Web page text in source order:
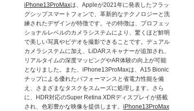
iPhone13ProMaxは、Appleが2021年に発表したフラッ
グシップスマートフォンで、革新的なテクノロジーと洗
練されたデザインが特徴です。その特徴は、プロフェッ
ショナルレベルのカメラシステムにより、驚くほど鮮明
で美しい写真やビデオを撮影できることです。デュアル
カメラシステムに加え、LiDARスキャナーが追加され、
リアルタイムの深度マッピングやAR体験の向上が可能
となりました。また、iPhone13ProMaxは、A15 Bionic
チップによる優れたパフォーマンスと省電力性能を備
え、さまざまなタスクをスムーズに処理します。さら
に、HDR対応のSuper Retina XDRディスプレイが搭載
され、色彩豊かな映像を提供します。 iPhone13ProMax